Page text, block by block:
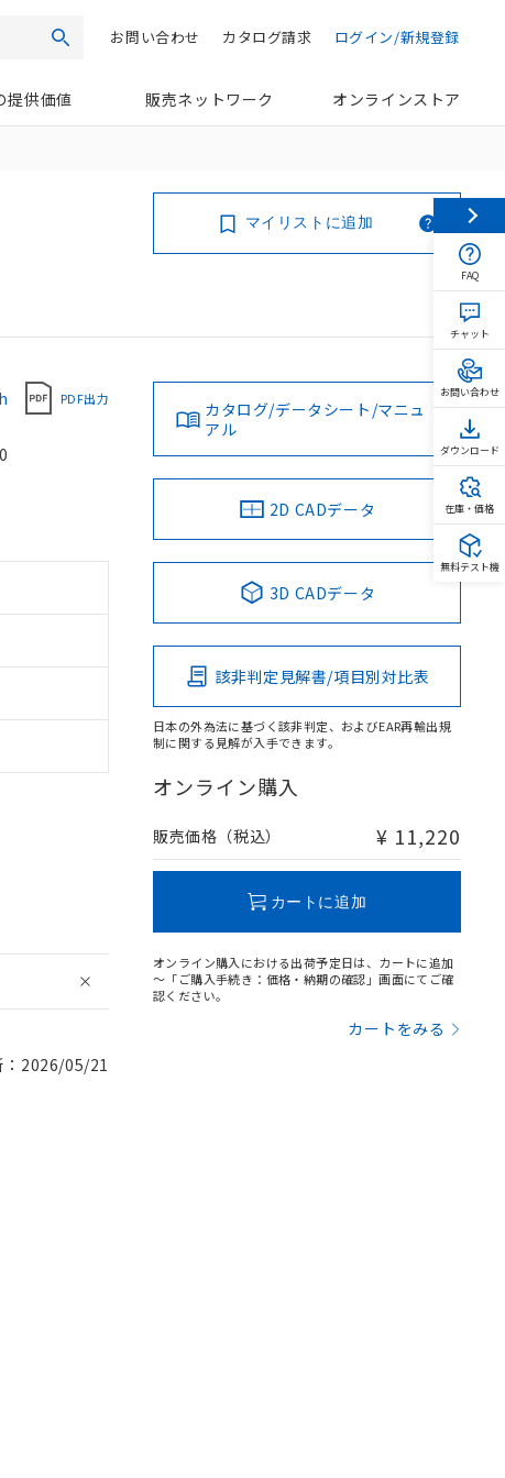
検索 ログイン/新規登録
カタログ請求
お問い合わせ
提供価値 販売ネットワーク オンラインストア
マイリストに追加
PDF出力
：2026/05/21
カタログ/データシート/マニュ
アル
2D CADデータ
3D CADデータ
該非判定見解書/項目別対比表
日本の外為法に基づく該非判定、およびEAR再輸出規
制に関する見解が入手できます。
オンライン購入
販売価格（税込） ¥ 11,220
カートに追加
オンライン購入における出荷予定日は、カートに追加
～「ご購入手続き：価格・納期の確認」画面にてご確
認ください。
カートをみる
FAQ
チャット
お問い合わせ
ダウンロード
在庫・価格
無料テスト機